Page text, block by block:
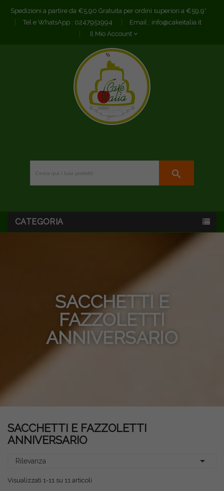
Spedizioni a partire da €5,90 Gratuita per ordini superiori a €59,9*
Tel e WhatsApp : 0247951994 Email : info@cakeitalia.it
Il Mio Account
search
CATEGORIA
SACCHETTI E
FAZZOLETTI
ANNIVERSARIO
SACCHETTI E FAZZOLETTI
ANNIVERSARIO
Rilevanza 
Visualizzati 1-11 su 11 articoli